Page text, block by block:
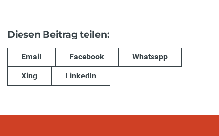
Diesen Beitrag teilen:
Email Facebook Whatsapp
Xing LinkedIn